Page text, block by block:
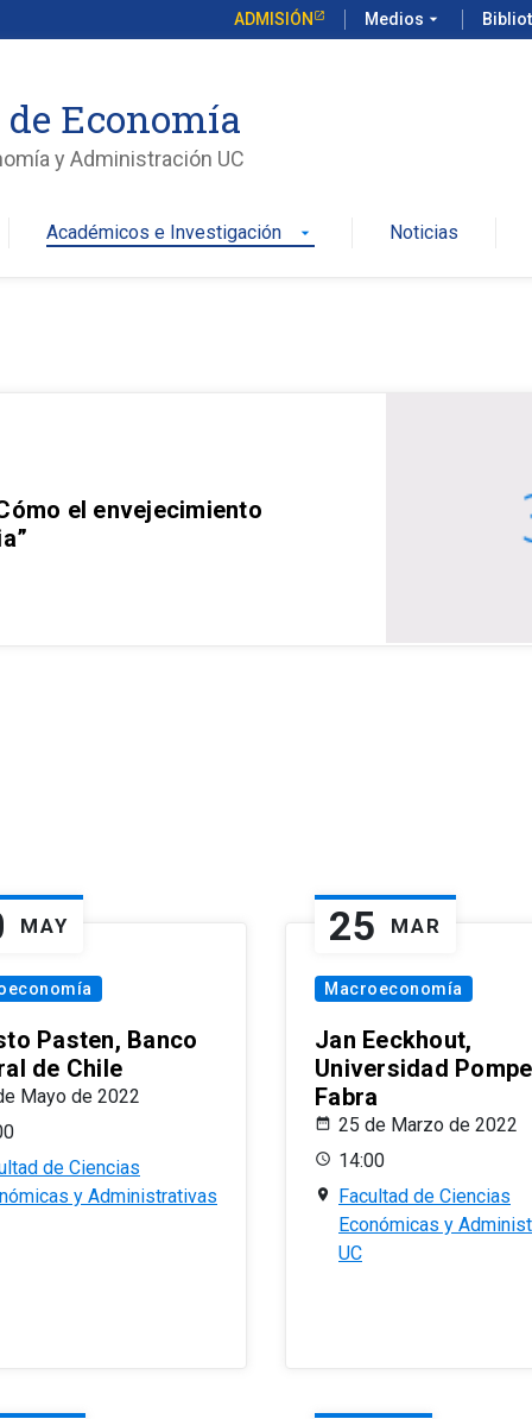
ADMISIÓN Medios arrow_drop_down
Economía
y Administración UC
Académicos e Investigación arrow_drop_down Noticias
el envejecimiento
MAY
Pasten, Banco
de Chile
Mayo de 2022
de Ciencias
y Administrativas
25 MAR
Macroeconomía
Jan Eeckhout,
Universidad
Fabra
25 de Marzo de 2022
14:00
Facultad de Ciencias
Económicas y
UC